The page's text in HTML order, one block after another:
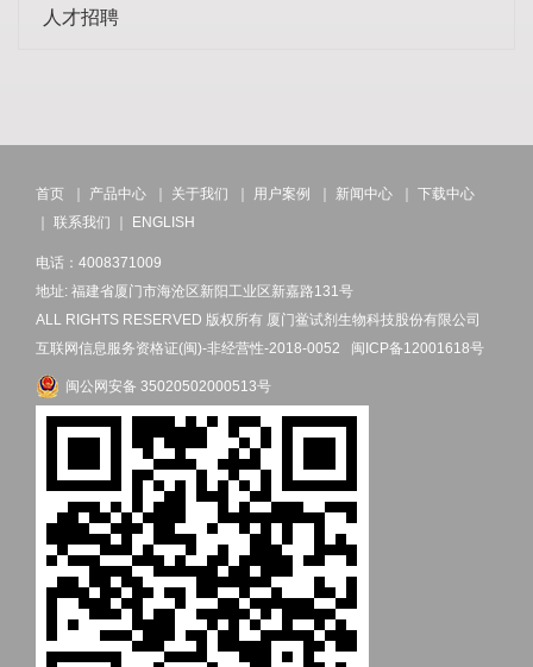
人才招聘
首页 产品中心 关于我们 用户案例 新闻中心
下载中心
联系我们 ENGLISH
电话：4008371009
地址: 福建省厦门市海沧区新阳工业区新嘉路131号
ALL RIGHTS RESERVED 版权所有 厦门鲎试剂生物科技股份有限公司
互联网信息服务资格证(闽)-非经营性-2018-0052 闽ICP备12001618号
闽公网安备 35020502000513号